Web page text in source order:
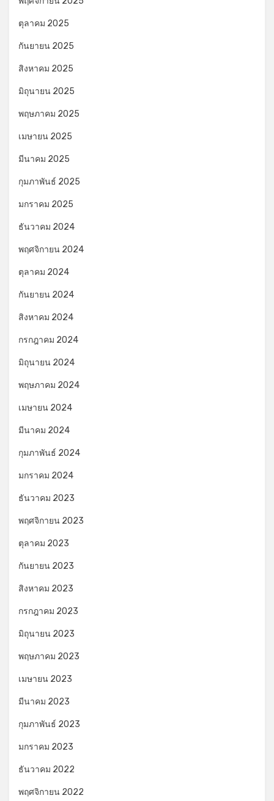
ตุลาคม 2025
กันยายน 2025
สิงหาคม 2025
มิถุนายน 2025
พฤษภาคม 2025
เมษายน 2025
มีนาคม 2025
กุมภาพันธ์ 2025
มกราคม 2025
ธันวาคม 2024
พฤศจิกายน 2024
ตุลาคม 2024
กันยายน 2024
สิงหาคม 2024
กรกฎาคม 2024
มิถุนายน 2024
พฤษภาคม 2024
เมษายน 2024
มีนาคม 2024
กุมภาพันธ์ 2024
มกราคม 2024
ธันวาคม 2023
พฤศจิกายน 2023
ตุลาคม 2023
กันยายน 2023
สิงหาคม 2023
กรกฎาคม 2023
มิถุนายน 2023
พฤษภาคม 2023
เมษายน 2023
มีนาคม 2023
กุมภาพันธ์ 2023
มกราคม 2023
ธันวาคม 2022
พฤศจิกายน 2022